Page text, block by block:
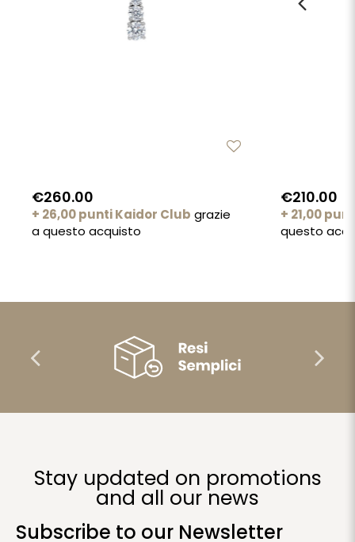
€260.00
+ 26,00 punti Kaidor Club grazie
a questo acquisto
€210.00
+ 21,00
questo
Stay updated on promotions
and all our news
Subscribe to our Newsletter